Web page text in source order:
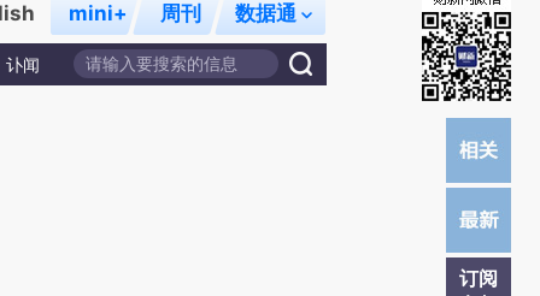
mini+ 周刊 数据通
讣闻
订阅